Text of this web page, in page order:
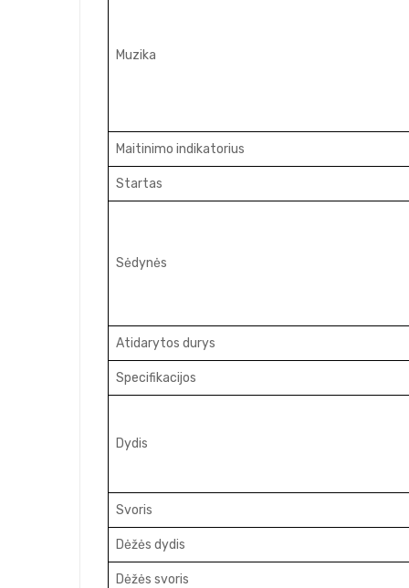
Muzika
Maitinimo indikatorius
Startas
Sėdynės
Atidarytos durys
Specifikacijos
Dydis
Svoris
Dėžės dydis
Dėžės svoris